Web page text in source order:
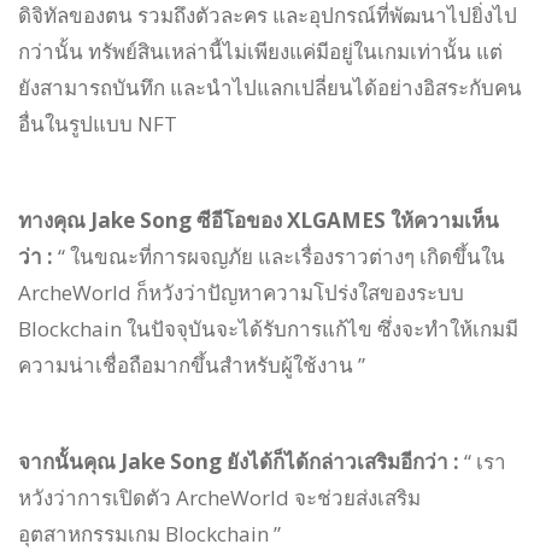
ดิจิทัลของตน รวมถึงตัวละคร และอุปกรณ์ที่พัฒนาไปยิ่งไป
กว่านั้น ทรัพย์สินเหล่านี้ไม่เพียงแค่มีอยู่ในเกมเท่านั้น แต่
ยังสามารถบันทึก และนำไปแลกเปลี่ยนได้อย่างอิสระกับคน
อื่นในรูปแบบ NFT
ทางคุณ Jake Song ซีอีโอของ XLGAMES ให้ความเห็น
ว่า : “ ในขณะที่การผจญภัย และเรื่องราวต่างๆ เกิดขึ้นใน
ArcheWorld ก็หวังว่าปัญหาความโปร่งใสของระบบ
Blockchain ในปัจจุบันจะได้รับการแก้ไข ซึ่งจะทำให้เกมมี
ความน่าเชื่อถือมากขึ้นสำหรับผู้ใช้งาน ”
จากนั้นคุณ Jake Song ยังได้ก็ได้กล่าวเสริมอีกว่า : “ เรา
หวังว่าการเปิดตัว ArcheWorld จะช่วยส่งเสริม
อุตสาหกรรมเกม Blockchain ”